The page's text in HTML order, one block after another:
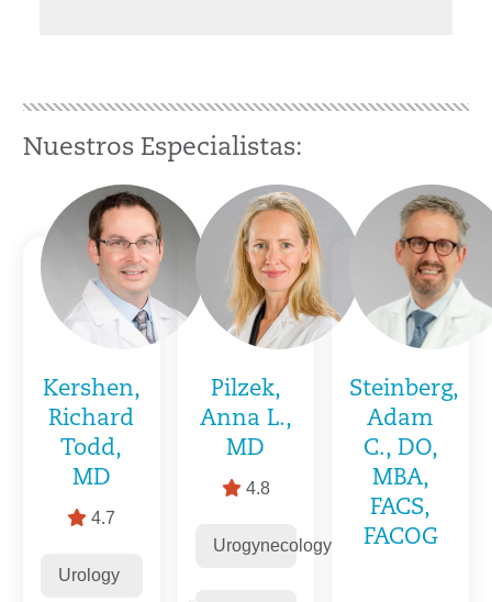
Nuestros Especialistas:
Kershen,
Richard
Todd,
MD
4.7
Urology
Pilzek,
Anna L.,
MD
4.8
Urogynecology
Steinberg,
Adam
C., DO,
MBA,
FACS,
FACOG